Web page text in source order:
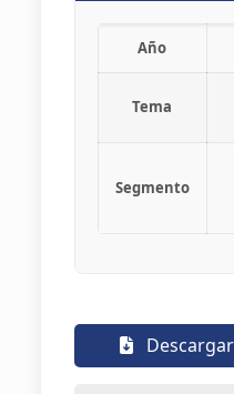
Año
Tema
Segmento